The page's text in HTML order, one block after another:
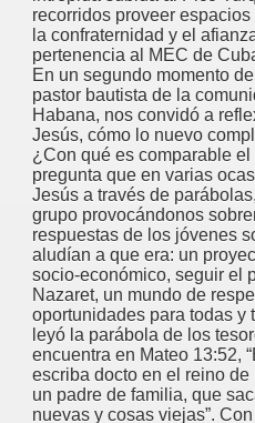
recorridos proveer
la confraternidad y el
pertenencia al MEC de
En un segundo momento
pastor bautista de la
Habana, nos convidó a
Jesús, cómo lo nuevo
¿Con qué es comparable
pregunta que en varias
Jesús a través de
grupo provocándonos
respuestas de los jóvenes
aludían a que era: un
socio-económico, seguir el
Nazaret, un mundo de
oportunidades para todas y
leyó la parábola de los
encuentra en Mateo 13:52,
escriba docto en el reino
un padre de familia, que
nuevas y cosas viejas”.